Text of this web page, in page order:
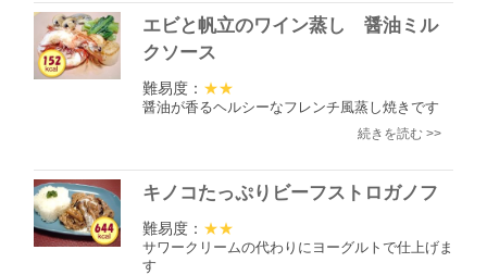
エビと帆立のワイン蒸し 醤油ミル
クソース
難易度： ★★
醤油が香るヘルシーなフレンチ風蒸し焼きです
続きを読む >>
キノコたっぷりビーフストロガノフ
難易度： ★★
サワークリームの代わりにヨーグルトで仕上げま
す